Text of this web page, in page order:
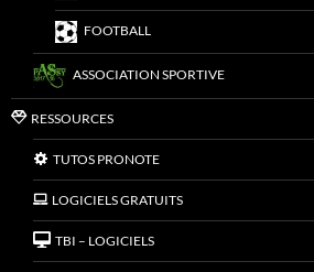
FOOTBALL
ASSOCIATION SPORTIVE
RESSOURCES
TUTOS PRONOTE
LOGICIELS GRATUITS
TBI – LOGICIELS